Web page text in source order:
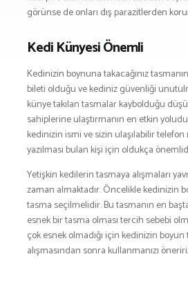
SEYAHAT
SPOR & FİTNESS
TEKNE & YAT
TEKNOLOJİ
TENİS
TIRMANIŞ
YÜRÜYÜŞ
YÜZME
ARŞİVLER
görünse de onları dış parazitlerden
Kedi Künyesi Önemli
Kedinizin boynuna takacağınız
bileti olduğu ve kediniz güvenliği
künye takılan tasmalar kaybolduğu
sahiplerine ulaştırmanın en etkin
kedinizin ismi ve sizin ulaşılabilir telefon
yazılması bulan kişi için oldukça
Yetişkin kedilerin tasmaya alışmaları
zaman almaktadır. Öncelikle kedinizin
tasma seçilmelidir. Bu tasmanın en
esnek bir tasma olması tercih sebebi
çok esnek olmadığı için kedinizin boyun
alışmasından sonra kullanmanızı